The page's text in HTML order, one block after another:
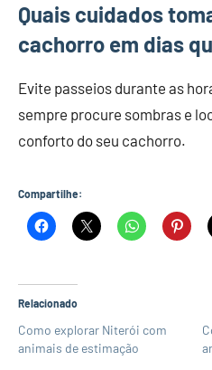
Quais cuidados
cachorro em dias
Evite passeios durante as
sempre procure sombras e
conforto do seu cachorro.
Compartilhe:
Relacionado
Como explorar Niterói com
animais de estimação